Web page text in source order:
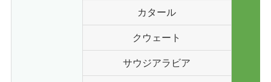
カタール
クウェート
サウジアラビア